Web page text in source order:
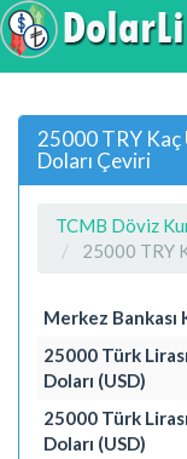
25000 TRY Kaç
Doları Çeviri
TCMB Döviz
25000 TRY
Merkez Bankası
25000 Türk
Doları (USD)
25000 Türk
Doları (USD)